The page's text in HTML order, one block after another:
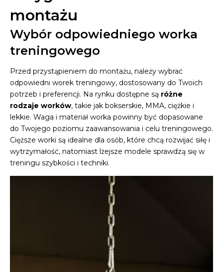
montażu
Wybór odpowiedniego worka
treningowego
Przed przystąpieniem do montażu, należy wybrać
odpowiedni worek treningowy, dostosowany do Twoich
potrzeb i preferencji. Na rynku dostępne są różne
rodzaje worków, takie jak bokserskie, MMA, ciężkie i
lekkie. Waga i materiał worka powinny być dopasowane
do Twojego poziomu zaawansowania i celu treningowego.
Cięższe worki są idealne dla osób, które chcą rozwijać siłę i
wytrzymałość, natomiast lżejsze modele sprawdzą się w
treningu szybkości i techniki.